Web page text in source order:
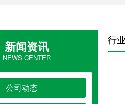
新闻资讯
NEWS CENTER
公司动态
行